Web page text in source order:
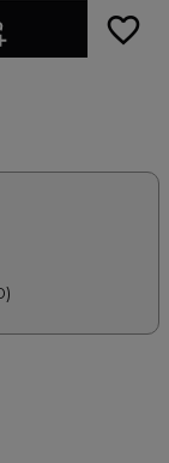
favorite_border